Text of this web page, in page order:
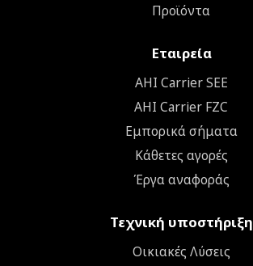
Προϊόντα
Εταιρεία
ΑΗΙ Carrier SEE
AHI Carrier FZC
Εμπορικά σήματα
Κάθετες αγορές
Έργα αναφοράς
Τεχνική υποστήριξη
Οικιακές Λύσεις